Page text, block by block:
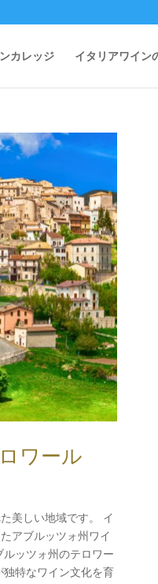
カレッジ イタリアワイン
ワール
美しい地域です。 イ
アブルッツォ州ワイ
ッツォ州のテロワー
特なワイン文化を育